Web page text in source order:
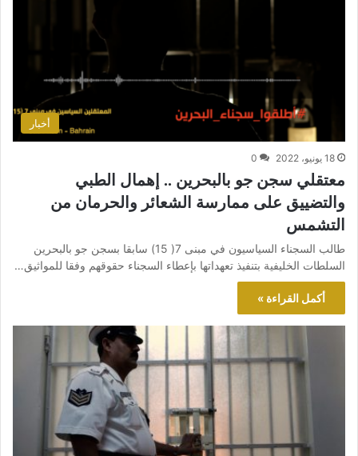
أخبار
18 يونيو، 2022 0
معتقلي سجن جو بالبحرين .. إهمال الطبي
والتضييق على ممارسة الشعائر والحرمان من
التشمس
طالب السجناء السياسيون في مبنى 7( 15) سابقا بسجن جو بالبحرين
السلطات الخليفية بتنفيذ تعهداتها بإعطاء السجناء حقوقهم وفقا للمواثيق…
أكمل القراءة »